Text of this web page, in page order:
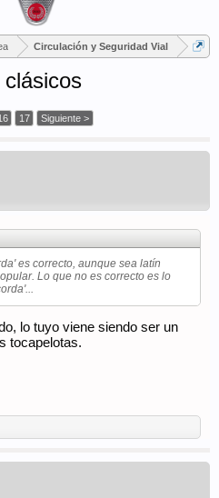
Circulación y Seguridad Vial
17 Siguiente >
es correcto, aunque sea latín
Lo que no es correcto es lo
lo tuyo viene siendo ser un
tocapelotas.